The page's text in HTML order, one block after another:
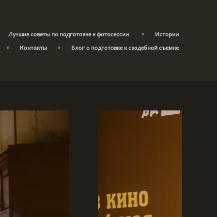
Лучшие советы по подготовке к фотосессии.
Истории
Контакты
Блог о подготовке к свадебной съемке